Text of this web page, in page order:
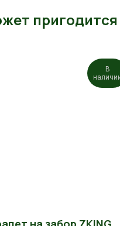
пригодится
В